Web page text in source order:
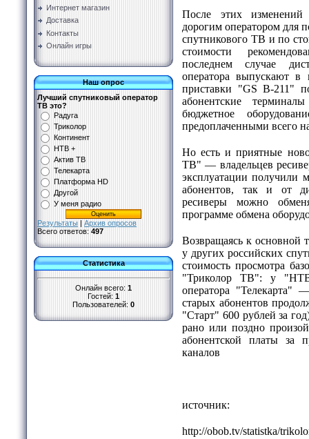
Интернет магазин
Доставка
Контакты
Онлайн игры
Наш опрос
Лучший спутниковый оператор
ТВ это?
Радуга
Триколор
Континент
НТВ +
Актив ТВ
Телекарта
Платформа HD
Другой
У меня радио
Результаты | Архив опросов
Всего ответов: 497
Статистика
Онлайн всего: 1
Гостей: 1
Пользователей: 0
После этих
дорогим оператором для
спутникового ТВ и по
стоимости
последнем случае
оператора выпускают в
приставки "GS B-211"
абонентские
бюджетное
предоплаченными всего
Но есть и приятные
ТВ" — владельцев
эксплуатации получили
абонентов, так и от
ресиверы можно
программе обмена
Возвращаясь к основной
у других российских
стоимость просмотра
"Триколор ТВ": у
оператора "Телекарта"
старых абонентов
"Старт" 600 рублей за
рано или поздно
абонентской платы за
каналов
источник:
http://obob.tv/statistka/